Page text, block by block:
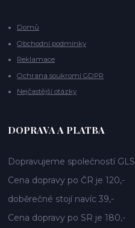
Domů
Obchodní podmínky
Reklamace
Ochrana soukromí GDPR
Nejčastější otázky
DOPRAVA A PLATBA
Dopravujeme společností GLS
Cena dopravy po ČR je 120,-
doběrečné stojí navíc 39,-
Cena dopravy po SR je 180,-